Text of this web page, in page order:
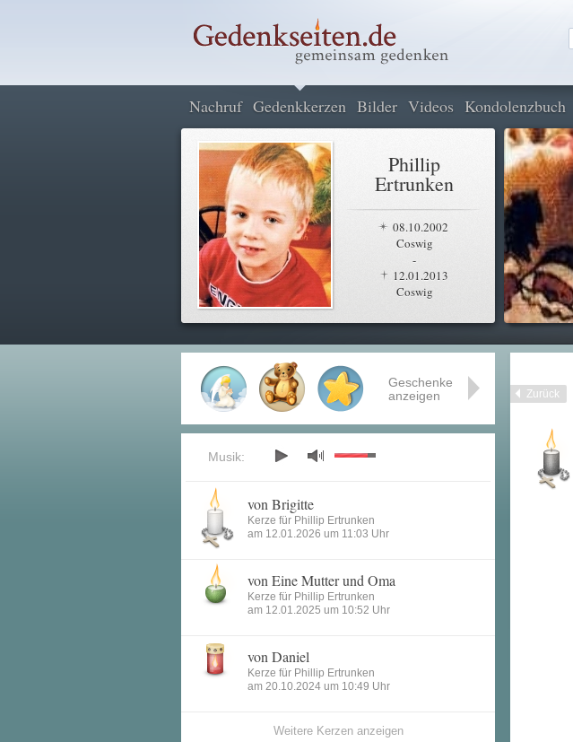
Nachruf Gedenkkerzen Bilder Videos Kondolenzbuch
Phillip
Ertrunken
08.10.2002
Coswig
-
12.01.2013
Coswig
Zurück
Geschenke
anzeigen
Musik:
von Brigitte
Kerze für Phillip Ertrunken
am 12.01.2026 um 11:03 Uhr
von Eine Mutter und Oma
Kerze für Phillip Ertrunken
am 12.01.2025 um 10:52 Uhr
von Daniel
Kerze für Phillip Ertrunken
am 20.10.2024 um 10:49 Uhr
Weitere Kerzen anzeigen